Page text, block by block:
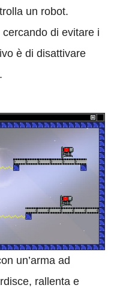
un robot.
di evitare i
è di disattivare
un’arma ad
rallenta e